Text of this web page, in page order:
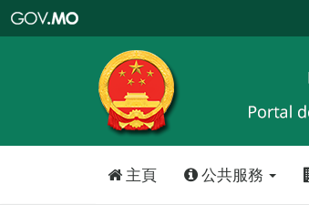
特
政
區
政
口
主頁 公共服務